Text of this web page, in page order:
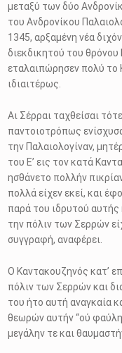
μεταξύ των δύο
του Ανδρονίκου
1345, αρξαμένη νέα
διεκδικητού του
εταλαιπώρησεν πολύ το
ιδιαιτέρως.
Αι Σέρραι ταχθείσαι
παντοιοτρόπως
την Παλαιολογίναν,
του Ε’ εις τον κατά
ησθάνετο πολλήν
πολλά είχεν εκεί, και
παρά του ιδρυτού
την πόλιν των Σερρών
συγγραφή, αναφέρει.
Ο Καντακουζηνός κατ’
πόλιν των Σερρών και
του ήτο αυτή αναγκαία
θεωρών αυτήν “ού
μεγάλην τε και